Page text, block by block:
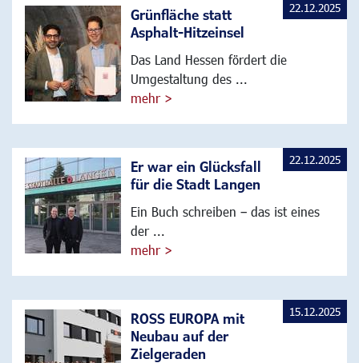
Grünfläche statt
Asphalt-Hitzeinsel
Das Land Hessen fördert die
Umgestaltung des ...
mehr >
22.12.2025
Er war ein Glücksfall
für die Stadt Langen
Ein Buch schreiben – das ist eines
der ...
mehr >
22.12.2025
ROSS EUROPA mit
Neubau auf der
Zielgeraden
15.12.2025